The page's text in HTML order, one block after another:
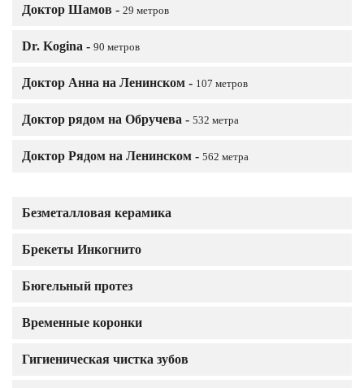
Безметалловая керамика
Брекеты Инкогнито
Бюгельный протез
Временные коронки
Гигиеническая чистка зубов
Доктор Шамов - 29 метров
Dr. Kogina - 90 метров
Доктор Анна на Ленинском - 107 метров
Доктор рядом на Обручева - 532 метра
Доктор Рядом на Ленинском - 562 метра